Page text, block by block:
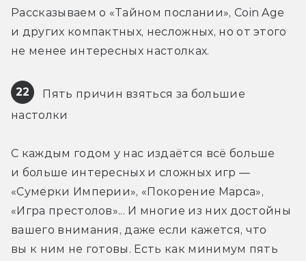
Рассказываем о «Тайном послании», Coin Age
и других компактных, несложных, но от этого
не менее интересных настолках.
22
Пять причин взяться за большие
настолки
С каждым годом у нас издаётся всё больше
и больше интересных и сложных игр —
«Сумерки Империи», «Покорение Марса»,
«Игра престолов»... И многие из них достойны
вашего внимания, даже если кажется, что
вы к ним не готовы. Есть как минимум пять